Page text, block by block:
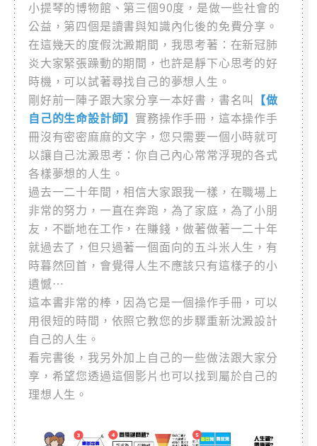
小提琴的博物館、第三個90度，是做一些社會的
公益，第四個是讀書與知識內化後的免費分享。
在這幾天的度假沈澱期間，我思考著：在新冠肺
炎大家緊張躁動的期間，也許是靜下心思考的好
時機，可以試著尋找自己的夢想人生。
剛好前一陣子跟大家分享一本好書，書名叫 【做
自己的生命設計師】 實務操作手冊，這本操作手
冊沒有密密麻麻的文字，您只需要一個小時就可
以讓自己沈澱思考：你自己內心常常浮現的各式
各樣夢想的人生。
過去一二十年間，相信大家跟我一樣，在職場上
非常的努力，一直在奔跑，為了家庭，為了小朋
友，不斷地在工作，在賺錢，做著做著一二十年
就過去了，但只過著一個面向的五斗米人生，有
時暮然回首，會覺得人生不應該只有這樣子的小
遺憾…
這本書非常的棒，因為它是一個操作手冊，可以
用很短的時間，依照它教您的步驟重新沈澱設計
自己的人生。
看完書後，我另外加上自己的一些做法跟大家分
享，希望您透過這個影片也可以找到屬於自己的
理想人生。